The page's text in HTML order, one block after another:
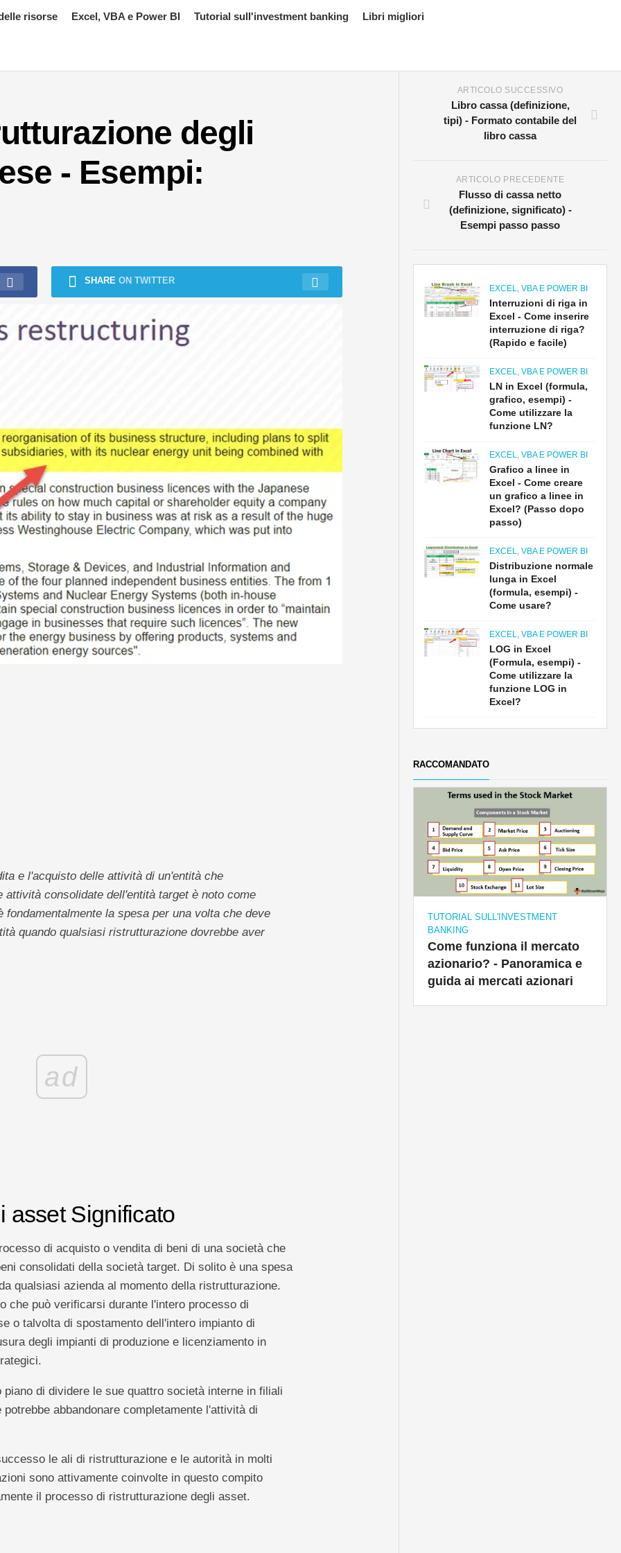
risorse Excel, VBA e Power BI Tutorial sull'investment banking Libri migliori
degli
- Esempi:
SHARE ON TWITTER
e l'acquisto delle attività di un'entità che
attività consolidate dell'entità target è noto come
la spesa per una volta che deve
quando qualsiasi ristrutturazione dovrebbe aver
ad
asset Significato
di acquisto o vendita di beni di una società che
consolidati della società target. Di solito è una spesa
qualsiasi azienda al momento della ristrutturazione.
che può verificarsi durante l'intero processo di
o talvolta di spostamento dell'intero impianto di
degli impianti di produzione e licenziamento in
di dividere le sue quattro società interne in filiali
abbandonare completamente l'attività di
le ali di ristrutturazione e le autorità in molti
sono attivamente coinvolte in questo compito
il processo di ristrutturazione degli asset.
ARTICOLO SUCCESSIVO
Libro cassa (definizione,
tipi) - Formato contabile del
libro cassa
ARTICOLO PRECEDENTE
Flusso di cassa netto
(definizione, significato) -
Esempi passo passo
EXCEL, VBA E POWER BI
Interruzioni di riga in
Excel - Come inserire
interruzione di riga?
(Rapido e facile)
EXCEL, VBA E POWER BI
LN in Excel (formula,
grafico, esempi) -
Come utilizzare la
funzione LN?
EXCEL, VBA E POWER BI
Grafico a linee in
Excel - Come creare
un grafico a linee in
Excel? (Passo dopo
passo)
EXCEL, VBA E POWER BI
Distribuzione normale
lunga in Excel
(formula, esempi) -
Come usare?
EXCEL, VBA E POWER BI
LOG in Excel
(Formula, esempi) -
Come utilizzare la
funzione LOG in
Excel?
RACCOMANDATO
TUTORIAL SULL'INVESTMENT
BANKING
Come funziona il mercato
azionario? - Panoramica e
guida ai mercati azionari